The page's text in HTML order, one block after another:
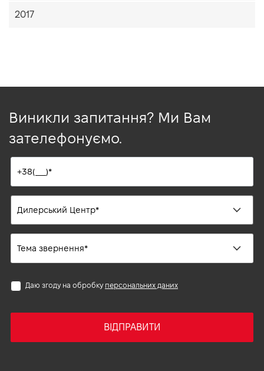
2017
Виникли запитання? Ми Вам
зателефонуємо.
Даю згоду на обробку персональних даних
ВІДПРАВИТИ